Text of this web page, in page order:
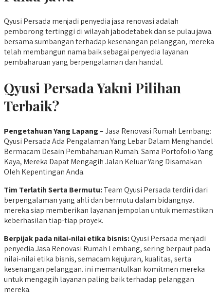
Qyusi Persada menjadi penyedia jasa renovasi adalah
pemborong tertinggi di wilayah jabodetabek dan se pulau jawa.
bersama sumbangan terhadap kesenangan pelanggan, mereka
telah membangun nama baik sebagai penyedia layanan
pembaharuan yang berpengalaman dan handal.
Qyusi Persada Yakni Pilihan
Terbaik?
Pengetahuan Yang Lapang– Jasa Renovasi Rumah Lembang:
Qyusi Persada Ada Pengalaman Yang Lebar Dalam Menghandel
Bermacam Desain Pembaharuan Rumah. Sama Portofolio Yang
Kaya, Mereka Dapat Mengagih Jalan Keluar Yang Disamakan
Oleh Kepentingan Anda.
Tim Terlatih Serta Bermutu:Team Qyusi Persada terdiri dari
berpengalaman yang ahli dan bermutu dalam bidangnya.
mereka siap memberikan layanan jempolan untuk memastikan
keberhasilan tiap-tiap proyek.
Berpijakpada nilai-nilai etika bisnis:Qyusi Persada menjadi
penyedia Jasa Renovasi Rumah Lembang, sering berpaut pada
nilai-nilai etika bisnis, semacam kejujuran, kualitas, serta
kesenangan pelanggan. ini memantulkan komitmen mereka
untuk mengagih layanan paling baik terhadap pelanggan
mereka.